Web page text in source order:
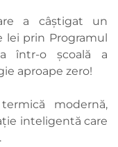
a câștigat un
lei prin Programul
într-o școală a
aproape zero!
modernă,
inteligentă care